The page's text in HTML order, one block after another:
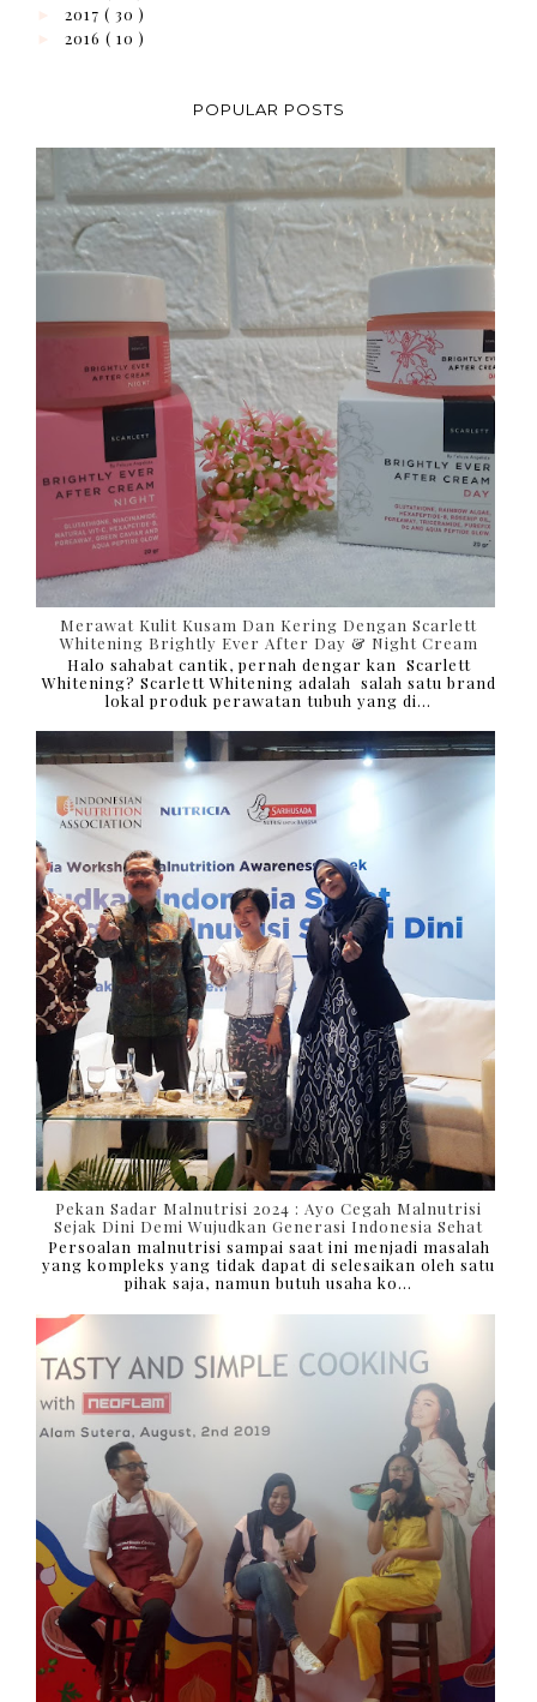
2017 ( 30 )
2016 ( 10 )
POPULAR POSTS
Merawat Kulit Kusam Dan Kering Dengan Scarlett
Whitening Brightly Ever After Day & Night Cream
Halo sahabat cantik, pernah dengar kan Scarlett
Whitening? Scarlett Whitening adalah salah satu brand
lokal produk perawatan tubuh yang di...
Pekan Sadar Malnutrisi 2024 : Ayo Cegah Malnutrisi
Sejak Dini Demi Wujudkan Generasi Indonesia Sehat
Persoalan malnutrisi sampai saat ini menjadi masalah
yang kompleks yang tidak dapat di selesaikan oleh satu
pihak saja, namun butuh usaha ko...